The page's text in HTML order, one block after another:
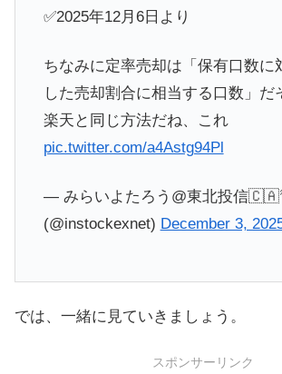
✅2025年12月6日より
ちなみに定率売却は「保有口数に
した売却割合に相当する口数」だ
楽天と同じ方法だね、これ
pic.twitter.com/a4Astg94Pl
— みらいよたろう@東北投信
(@instockexnet) December 3,
では、一緒に見ていきましょう。
スポンサーリンク